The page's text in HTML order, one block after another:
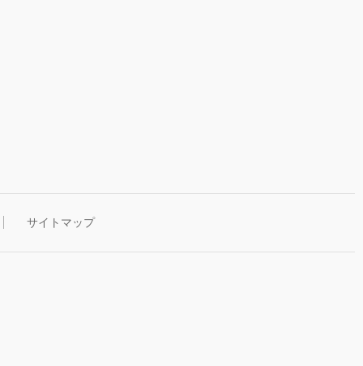
サイトマップ